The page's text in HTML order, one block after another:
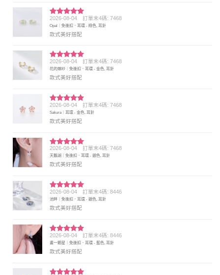
評分5滿
分 5
2026-08-04 訂單末4碼: 7468
Opal｜免後扣．耳環 - 綠色, 耳針
款式美好搭配
評分5 滿
分 5
2026-08-04 訂單末4碼: 7468
花的嫁紗｜免後扣．耳環 - 金色, 耳針
款式美好搭配
評分5 滿
分 5
2026-08-04 訂單末4碼: 7468
Sakura｜耳環 - 金色, 耳針
款式美好搭配
評分5 滿
分 5
2026-08-04 訂單末4碼: 7468
天鵝湖｜免後扣．耳環 - 銀色, 耳針
款式美好搭配
評分5 滿
分 5
2026-08-04 訂單末4碼: 8446
池畔｜免後扣．耳環 - 銀色, 耳針
款式美好搭配
評分5 滿
分 5
2026-08-04 訂單末4碼: 8446
畫一顆星｜免後扣．耳環 - 藍色, 耳針
款式美好搭配